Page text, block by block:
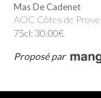
Mas De Cadenet
AOC Côtes de
75cl: 30.00€
Proposé par